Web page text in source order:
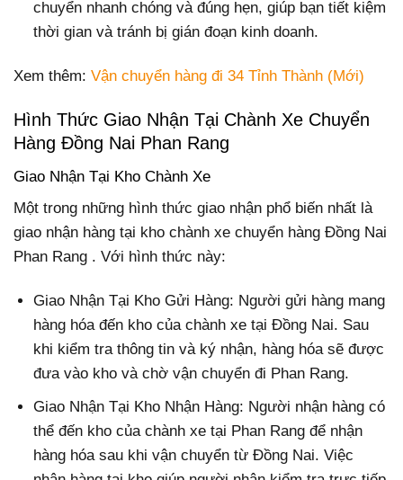
chuyển nhanh chóng và đúng hẹn, giúp bạn tiết kiệm
thời gian và tránh bị gián đoạn kinh doanh.
Xem thêm: Vận chuyển hàng đi 34 Tỉnh Thành (Mới)
Hình Thức Giao Nhận Tại Chành Xe Chuyển
Hàng Đồng Nai Phan Rang
Giao Nhận Tại Kho Chành Xe
Một trong những hình thức giao nhận phổ biến nhất là
giao nhận hàng tại kho chành xe chuyển hàng Đồng Nai
Phan Rang . Với hình thức này:
Giao Nhận Tại Kho Gửi Hàng: Người gửi hàng mang
hàng hóa đến kho của chành xe tại Đồng Nai. Sau
khi kiểm tra thông tin và ký nhận, hàng hóa sẽ được
đưa vào kho và chờ vận chuyển đi Phan Rang.
Giao Nhận Tại Kho Nhận Hàng: Người nhận hàng có
thể đến kho của chành xe tại Phan Rang để nhận
hàng hóa sau khi vận chuyển từ Đồng Nai. Việc